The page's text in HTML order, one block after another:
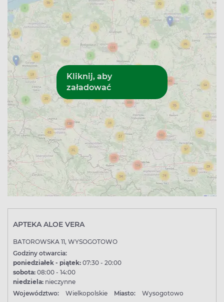
APTEKA ALOE VERA
BATOROWSKA 11, WYSOGOTOWO
Godziny otwarcia:
poniedziałek - piątek: 07:30 - 20:00
sobota: 08:00 - 14:00
niedziela: nieczynne
Województwo:
Wielkopolskie Miasto: Wysogotowo